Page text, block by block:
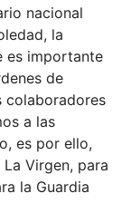
nacional
la
es importante
de
colaboradores
a las
es por ello,
Virgen, para
la Guardia